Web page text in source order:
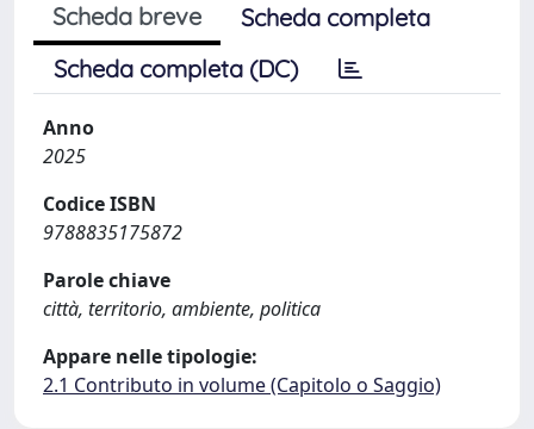
Scheda breve
Scheda completa
Scheda completa (DC)
Anno
2025
Codice ISBN
9788835175872
Parole chiave
città, territorio, ambiente, politica
Appare nelle tipologie:
2.1 Contributo in volume (Capitolo o Saggio)